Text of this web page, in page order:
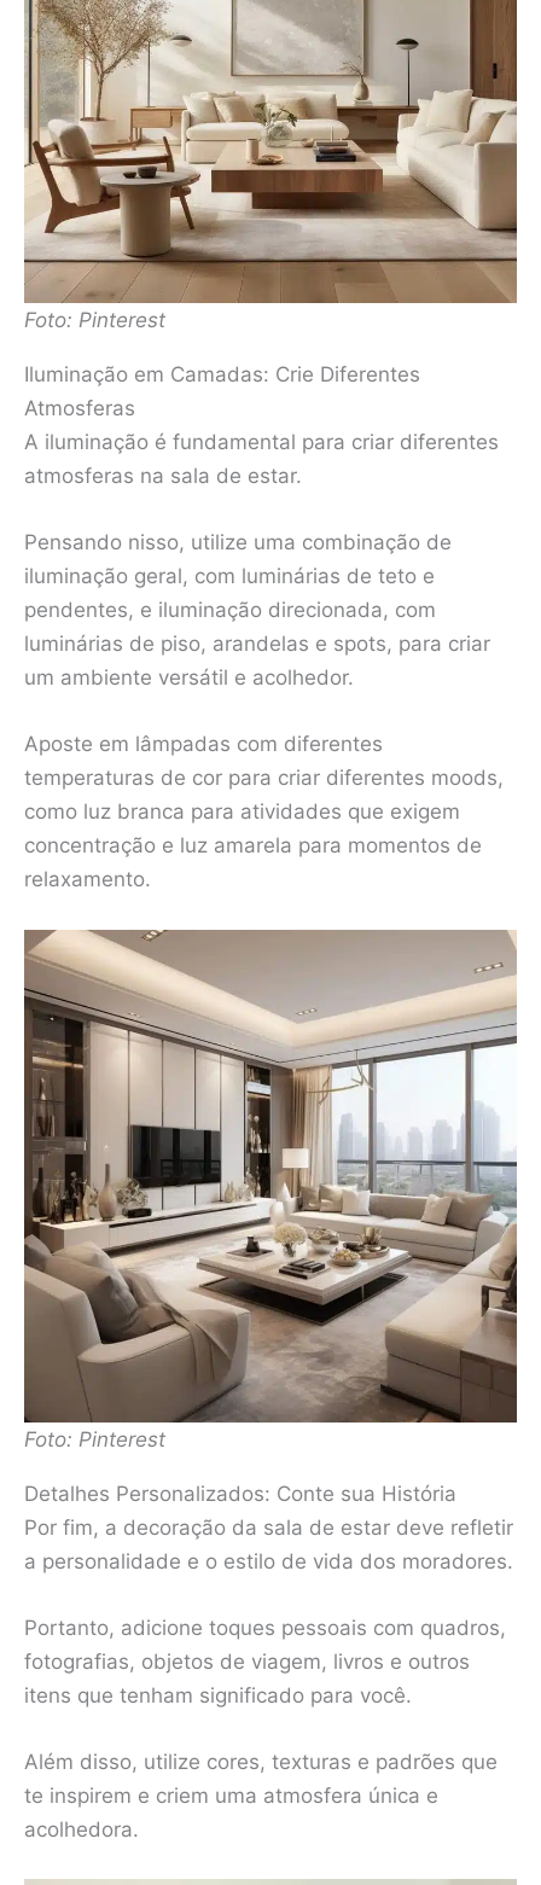
Foto: Pinterest
Iluminação em Camadas: Crie Diferentes
Atmosferas
A iluminação é fundamental para criar diferentes
atmosferas na sala de estar.
Pensando nisso, utilize uma combinação de
iluminação geral, com luminárias de teto e
pendentes, e iluminação direcionada, com
luminárias de piso, arandelas e spots, para criar
um ambiente versátil e acolhedor.
Aposte em lâmpadas com diferentes
temperaturas de cor para criar diferentes moods,
como luz branca para atividades que exigem
concentração e luz amarela para momentos de
relaxamento.
Foto: Pinterest
Detalhes Personalizados: Conte sua História
Por fim, a decoração da sala de estar deve refletir
a personalidade e o estilo de vida dos moradores.
Portanto, adicione toques pessoais com quadros,
fotografias, objetos de viagem, livros e outros
itens que tenham significado para você.
Além disso, utilize cores, texturas e padrões que
te inspirem e criem uma atmosfera única e
acolhedora.